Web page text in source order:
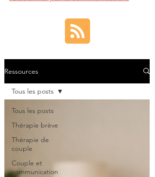
Ressources
Tous les posts
Thérapie brève
Thérapie de
couple
Couple et
communication
Tous les posts